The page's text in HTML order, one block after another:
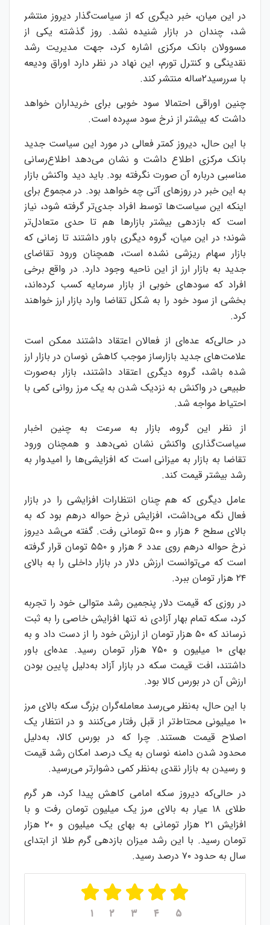
در این میان، خبر دیگری که از سیاست‌گذار دیروز منتشر
شد، چندان در بازار شنیده نشد. روز گذشته یکی از
مسوولان بانک مرکزی اشاره کرد، جهت مدیریت رشد
نقدینگی و کنترل تورم، این نهاد در نظر دارد اوراق ودیعه
با سررسید۲ساله منتشر کند.
چنین اوراقی احتمالا سود خوبی برای خریداران خواهد
داشت که بیشتر از نرخ سود سپرده است.
با این حال،‌ دیروز کمتر فعالی در مورد این سیاست جدید
بانک مرکزی اطلاع داشت و نشان می‌دهد اطلاع‌رسانی
مناسبی درباره آن صورت نگرفته بود. باید دید واکنش بازار
به این خبر در روزهای آتی چه خواهد بود. در مجموع برای
اینکه این سیاست‌ها توسط افراد جدی‌تر گرفته شود، نیاز
است که بازدهی بیشتر بازارها هم تا حدی متعادل‌تر
شوند؛ در این میان، گروه دیگری باور داشتند تا زمانی که
بازار سهام ریزشی نشده است،‌ همچنان ورود تقاضای
جدید به بازار ارز از این ناحیه وجود دارد. در واقع برخی
افراد که سودهای خوبی از بازار سرمایه کسب کرده‌اند،
بخشی از سود خود را به شکل تقاضا وارد بازار ارز خواهند
کرد.
در حالی‌که عده‌ای از فعالان اعتقاد داشتند ممکن است
علامت‌های جدید بازارساز موجب کاهش نوسان در بازار ارز
شده باشد، گروه دیگری اعتقاد داشتند، بازار به‌صورت
طبیعی در واکنش به نزدیک شدن به یک مرز روانی کمی با
احتیاط مواجه شد.
از نظر این گروه، بازار به سرعت به چنین اخبار
سیاست‌گذاری واکنش نشان نمی‌دهد و همچنان ورود
تقاضا به بازار به میزانی است که افزایشی‌ها را امیدوار به
رشد بیشتر قیمت کند.
عامل دیگری که هم چنان انتظارات افزایشی را در بازار
فعال نگه می‌داشت، افزایش نرخ حواله درهم بود که به
بالای سطح ۶ هزار و ۵۰۰ تومانی رفت. گفته می‌شد دیروز
نرخ حواله درهم روی عدد ۶ هزار و ۵۵۰ تومان قرار گرفته
است که می‌توانست ارزش دلار در بازار داخلی را به بالای
۲۴ هزار تومان ببرد.
در روزی که قیمت دلار پنجمین رشد متوالی خود را تجربه
کرد، سکه تمام بهار آزادی نه تنها افزایش خاصی را به ثبت
نرساند که ۵۰ هزار تومان از ارزش خود را از دست داد و به
بهای ۱۰ میلیون و ۷۵۰ هزار تومان رسید. عده‌ای باور
داشتند، افت قیمت سکه در بازار آزاد به‌دلیل پایین بودن
ارزش آن در بورس کالا بود.
با این حال، به‌نظر می‌رسد معامله‌گران بزرگ سکه بالای مرز
۱۰ میلیونی محتاط‌تر از قبل رفتار می‌کنند و در انتظار یک
اصلاح قیمت هستند. چرا که در بورس کالا، به‌دلیل
محدود شدن دامنه نوسان به یک درصد امکان رشد قیمت
و رسیدن به بازار نقدی به‌نظر کمی دشوارتر می‌رسید.
در حالی‌که دیروز سکه امامی کاهش پیدا کرد، هر گرم
طلای ۱۸ عیار به بالای مرز یک میلیون تومان رفت و با
افزایش ۲۱ هزار تومانی به بهای یک میلیون و ۲۰ هزار
تومان رسید. با این رشد میزان بازدهی گرم طلا از ابتدای
سال به حدود ۷۰ درصد رسید.
۱ ۲ ۳ ۴ ۵